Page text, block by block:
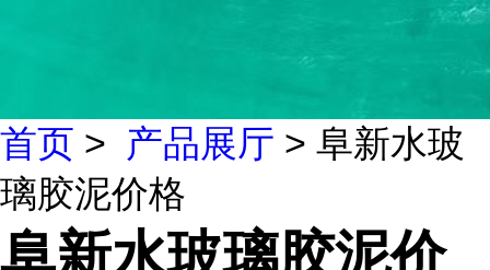
首页 > 产品展厅 > 阜新水玻
璃胶泥价格
阜新水玻璃胶泥价